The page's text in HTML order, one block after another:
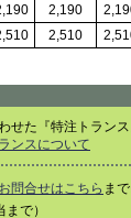
2,190
2,510
せた『特注トラン
ンスについて
お問合せはこちら ま
で）